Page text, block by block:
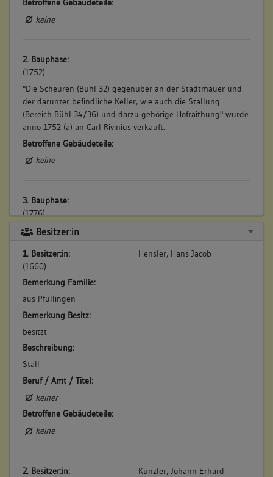
Betroffene Gebäudeteile:
keine
2. Bauphase:
(1752)
"Die Scheuren (Bühl 32) gegenüber an der Stadtmauer und
der darunter befindliche Keller, wie auch die Stallung
(Bereich Bühl 34/36) und darzu gehörige Hofraithung" wurde
anno 1752 (a) an Carl Rivinius verkauft.
Betroffene Gebäudeteile:
keine
3. Bauphase:
(1776)
Der Weingärtner Jacob Staier läßt 1776 (a) auf seiner Hälfte
auf seinen Stall erbaut, auf der Stadt Mauer...".
Betroffene Gebäudeteile:
keine
4. Bauphase:
(1880)
zweistockiges kleines Wohnhaus (36 qm) mit getremten
Keller, Stadtmauer (11 qm), Schweinestall (3 qm) westlich am
Haus, Hof (14 qm), unten in der Stadt auf dem Bühl, neben
dem Weg und Matthäus Merkle".
Betroffene Gebäudeteile:
Besitzer:in
1. Besitzer:in:
(1660)
Hensler, Hans Jacob
Bemerkung Familie:
aus Pfullingen
Bemerkung Besitz:
besitzt
Beschreibung:
Stall
Beruf / Amt / Titel:
keiner
Betroffene Gebäudeteile:
keine
2. Besitzer:in:
Künzler, Johann Erhard